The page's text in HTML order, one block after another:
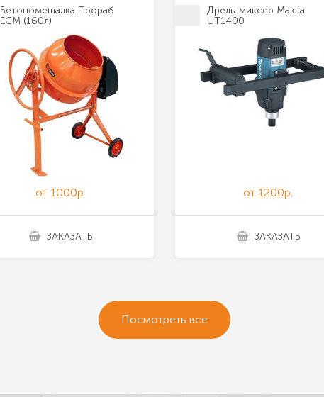
Бетономешалка Прораб
ЕСМ (160л)
от 1000р.
ЗАКАЗАТЬ
Дрель-миксер Makita
UT1400
от 1200р.
ЗАКАЗАТЬ
Посмотреть все